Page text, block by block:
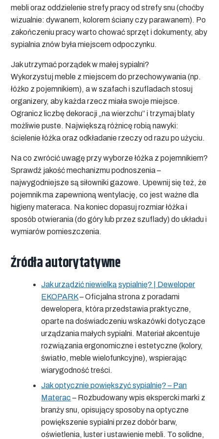
mebli oraz oddzielenie strefy pracy od strefy snu (choćby
wizualnie: dywanem, kolorem ściany czy parawanem). Po
zakończeniu pracy warto chować sprzęt i dokumenty, aby
sypialnia znów była miejscem odpoczynku.
Jak utrzymać porządek w małej sypialni?
Wykorzystuj meble z miejscem do przechowywania (np.
łóżko z pojemnikiem), a w szafach i szufladach stosuj
organizery, aby każda rzecz miała swoje miejsce.
Ogranicz liczbę dekoracji „na wierzchu” i trzymaj blaty
możliwie puste. Największą różnicę robią nawyki:
ścielenie łóżka oraz odkładanie rzeczy od razu po użyciu.
Na co zwrócić uwagę przy wyborze łóżka z pojemnikiem?
Sprawdź jakość mechanizmu podnoszenia –
najwygodniejsze są siłowniki gazowe. Upewnij się też, że
pojemnik ma zapewnioną wentylację, co jest ważne dla
higieny materaca. Na koniec dopasuj rozmiar łóżka i
sposób otwierania (do góry lub przez szuflady) do układu i
wymiarów pomieszczenia.
Źródła autorytatywne
Jak urządzić niewielką sypialnię? | Deweloper
EKOPARK– Oficjalna strona z poradami
dewelopera, która przedstawia praktyczne,
oparte na doświadczeniu wskazówki dotyczące
urządzania małych sypialni. Materiał akcentuje
rozwiązania ergonomiczne i estetyczne (kolory,
światło, meble wielofunkcyjne), wspierając
wiarygodność treści.
Jak optycznie powiększyć sypialnię? – Pan
Materac – Rozbudowany wpis ekspercki marki z
branży snu, opisujący sposoby na optyczne
powiększenie sypialni przez dobór barw,
oświetlenia, luster i ustawienie mebli. To solidne,